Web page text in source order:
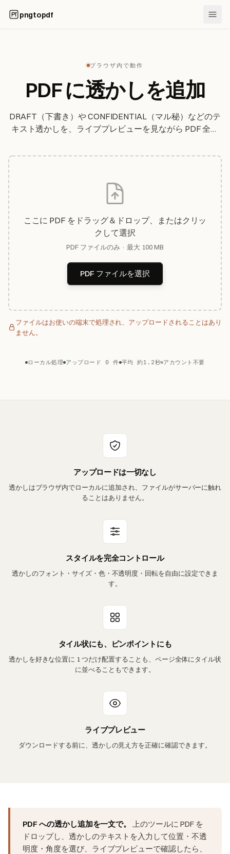
pngtopdf
ブラウザ内で動作
PDF に透かしを追加
DRAFT（下書き）や CONFIDENTIAL（マル秘）などのテ
キスト透かしを、ライブプレビューを見ながら PDF 全体
ウザ内で完結。ファイルがアップロードされることは一切
ここに PDF をドラッグ＆ドロップ、またはクリッ
クして選択
PDF ファイルのみ · 最大 100 MB
PDF ファイルを選択
ファイルはお使いの端末で処理され、アップロードされることはあり
ません。
ローカル処理 アップロード 0 件 平均 約1.2秒 アカウント不要
アップロードは一切なし
透かしはブラウザ内でローカルに追加され、ファイルがサーバーに触れ
ることはありません。
スタイルを完全コントロール
透かしのフォント・サイズ・色・不透明度・回転を自由に設定できま
す。
タイル状にも、ピンポイントにも
透かしを好きな位置に 1 つだけ配置することも、ページ全体にタイル状
に並べることもできます。
ライブプレビュー
ダウンロードする前に、透かしの見え方を正確に確認できます。
PDF への透かし追加を一文で。
上のツールに PDF を
ドロップし、透かしのテキストを入力して位置・不透
明度・角度を選び、ライブプレビューで確認したら、